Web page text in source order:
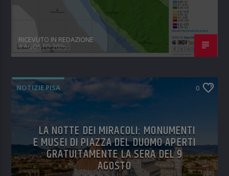
RICEVUTO IN REDAZIONE
4 AGOSTO 2026
NOTIZIE PISA 0
LA NOTTE DEI MIRACOLI: MONUMENTI
E MUSEI DI PIAZZA DEL DUOMO APERTI
GRATUITAMENTE LA SERA DEL 9
AGOSTO